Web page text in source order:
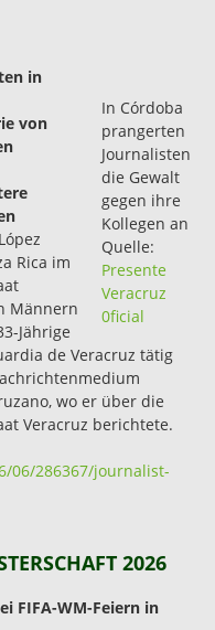
In Córdoba
prangerten
Journalisten
die Gewalt
gegen ihre
Kollegen an
Quelle:
Presente
Veracruz
0ficial
in
von
Rica im
Männern
Jährige
de Veracruz tätig
wo er über die
Veracruz berichtete.
06/286367/journalist-
2026
FIFA-WM-Feiern in